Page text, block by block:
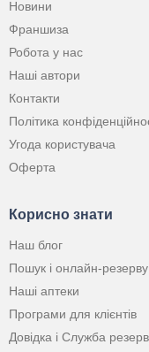
Новини
Франшиза
Робота у нас
Наші автори
Контакти
Політика
Угода користувача
Оферта
Корисно знати
Наш блог
Пошук і онлайн-
Наші аптеки
Програми для клієнтів
Довідка і Служба